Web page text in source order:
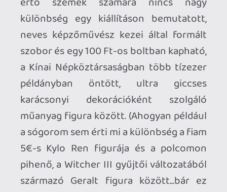
videojátékokat is a digitális művészet
műfajába soroljuk, a festővászonhoz
vagy filmszalaghoz hasonlóan a digitális
technológiák összessége is egy
kifejezőeszköz, mely katartikus élményt
képes nyújtani a közönsége számára. Ezt
van aki a Red Dead Redemption
káprázatos tájaiban látja meg, van aki a
Cuphead 1930-as évek animációs meséit
idéző, enyhén groteszk audiovizuális
világában, van aki a The Last of Us
bravúros színészi játékában, van aki a
Street Fighter végletekig kidolgozott
küzdelmeiben, van aki az Until Dawn
pillangó-hatással kacérkodó döntési